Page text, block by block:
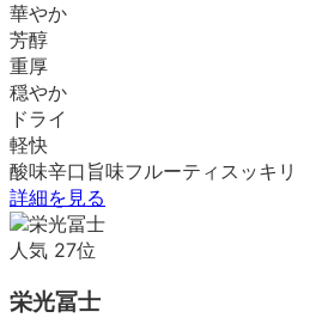
華やか
芳醇
重厚
穏やか
ドライ
軽快
酸味辛口 旨味フルーティ スッキリ
詳細を見る
人気 27位
栄光冨士